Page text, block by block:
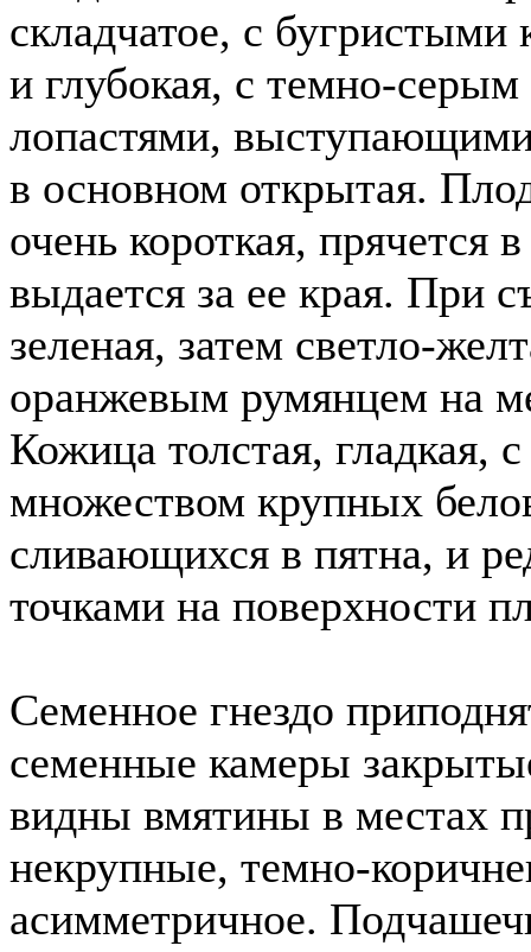
складчатое, с
и глубокая, с темно-
лопастями,
в основном открытая.
очень короткая, прячется
выдается за ее края. При
зеленая, затем светло-
оранжевым румянцем на
Кожица толстая, гладкая,
множеством крупных
сливающихся в пятна, и
точками на поверхности
Семенное гнездо
семенные камеры
видны вмятины в местах
некрупные, темно-
асимметричное.